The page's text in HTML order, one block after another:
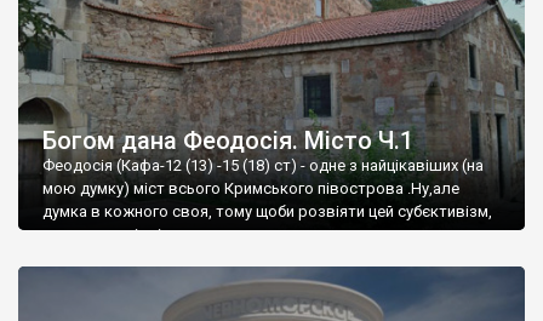
Богом дана Феодосія. Місто Ч.1
Феодосія (Кафа-12 (13) -15 (18) ст) - одне з найцікавіших (на
мою думку) міст всього Кримського півострова .Ну,але
думка в кожного своя, тому щоби розвіяти цей субєктивізм,
запрошую відвідати це